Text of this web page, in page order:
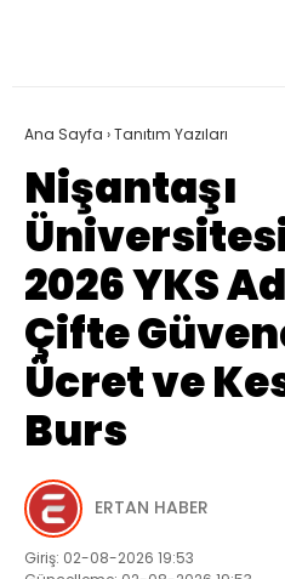
Ana Sayfa ›Tanıtım Yazıları
Nişantaşı
2026 YKS
Çifte
Ücret ve
Burs
ERTAN HABER
Giriş: 02-08-2026 19:53